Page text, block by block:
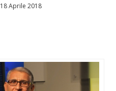
18 Aprile 2018